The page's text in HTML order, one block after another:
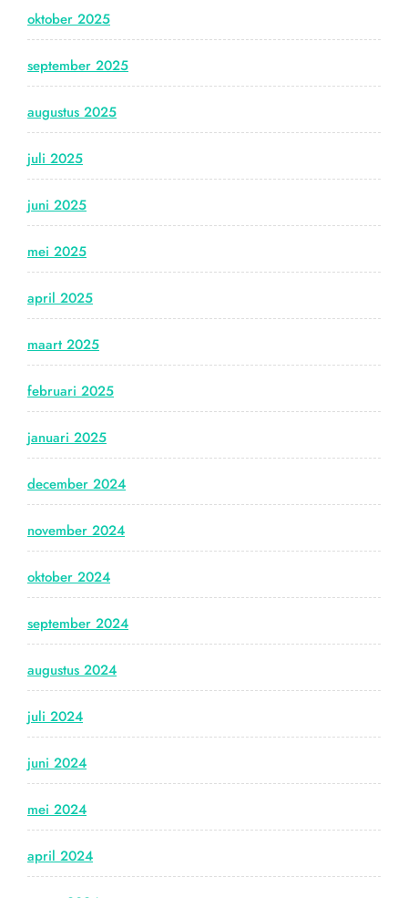
oktober 2025
september 2025
augustus 2025
juli 2025
juni 2025
mei 2025
april 2025
maart 2025
februari 2025
januari 2025
december 2024
november 2024
oktober 2024
september 2024
augustus 2024
juli 2024
juni 2024
mei 2024
april 2024